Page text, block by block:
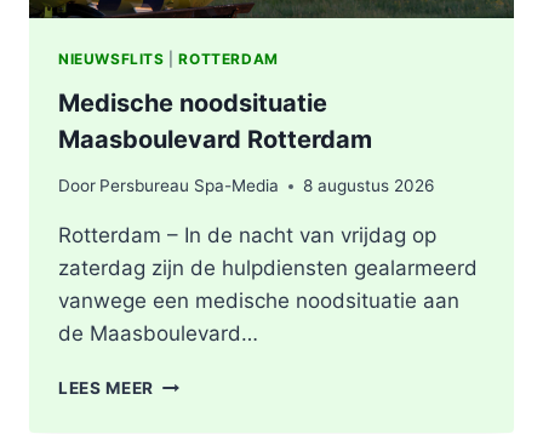
NIEUWSFLITS |ROTTERDAM
Medische noodsituatie
Maasboulevard Rotterdam
Door Persbureau Spa-Media 8 augustus 2026
Rotterdam – In de nacht van vrijdag op
zaterdag zijn de hulpdiensten gealarmeerd
vanwege een medische noodsituatie aan
de Maasboulevard…
LEES MEER MEDISCHE